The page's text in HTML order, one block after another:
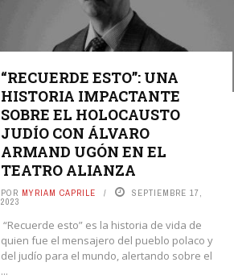
“RECUERDE ESTO”: UNA
HISTORIA IMPACTANTE
SOBRE EL HOLOCAUSTO
JUDÍO CON ÁLVARO
ARMAND UGÓN EN EL
TEATRO ALIANZA
POR MYRIAM CAPRILE SEPTIEMBRE 17,
2023
“Recuerde esto” es la historia de vida de
quien fue el mensajero del pueblo polaco y
del judío para el mundo, alertando sobre el
...